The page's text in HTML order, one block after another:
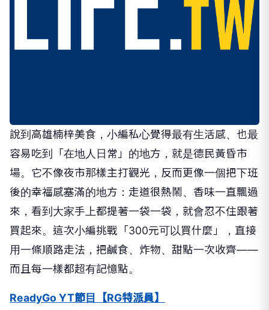
說到高雄楠梓美食，小編私心覺得最有生活感、也最
容易吃到「在地人日常」的地方，就是德民黃昏市
場。它不像夜市那樣主打觀光，反而更像一個把下班
後的幸福感塞滿的地方：走道很熱鬧、香味一直飄過
來，看到大家手上都提著一袋一袋，就會忍不住跟著
買起來。這次小編挑戰「300元可以買什麼」，直接
用一條順路走法，把鹹食、炸物、甜點一次收齊——
而且每一樣都超有記憶點。
ReadyGo YT節目【RG特派員】